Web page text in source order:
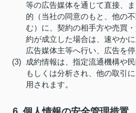
等の広告媒体を通じて直接、
的（当社の同意のもと、他の
む）に、契約の相手方や売買
約が成立した場合は、速やか
広告媒体主等へ行い、広告を停
(3) 成約情報は、指定流通機構や
もしくは分析され、他の取引
用されます。